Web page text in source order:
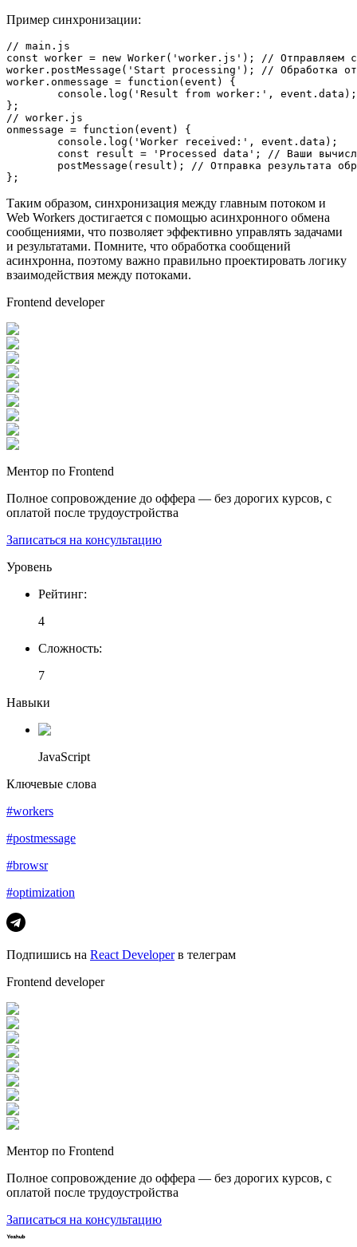
Пример синхронизации:
// main.js
const worker = new Worker( 'worker.js' );
// Отправляем
worker. postMessage ( 'Start processing' );
// Обработка
worker. onmessage = function ( event ) {
console . log ( 'Result from worker:' , event. data
// worker.js
onmessage = function ( event ) {
console . log ( 'Worker received:' , event. data
const result = 'Processed data' ;
// Ваши
postMessage (result);
// Отправка результата
};
Таким образом, синхронизация между главным потоком и
Web Workers достигается с помощью асинхронного обмена
сообщениями, что позволяет эффективно управлять задачами
и результатами. Помните, что обработка сообщений
асинхронна, поэтому важно правильно проектировать логику
взаимодействия между потоками.
Frontend developer
Ментор по Frontend
Полное сопровождение до оффера — без дорогих курсов, с
оплатой после трудоустройства
Записаться на консультацию
Уровень
Рейтинг:
4
Сложность:
7
Навыки
JavaScript
Ключевые слова
#workers
#postmessage
#browsr
#optimization
Подпишись на React Developerв телеграм
Frontend developer
Ментор по Frontend
Полное сопровождение до оффера — без дорогих курсов, с
оплатой после трудоустройства
Записаться на консультацию